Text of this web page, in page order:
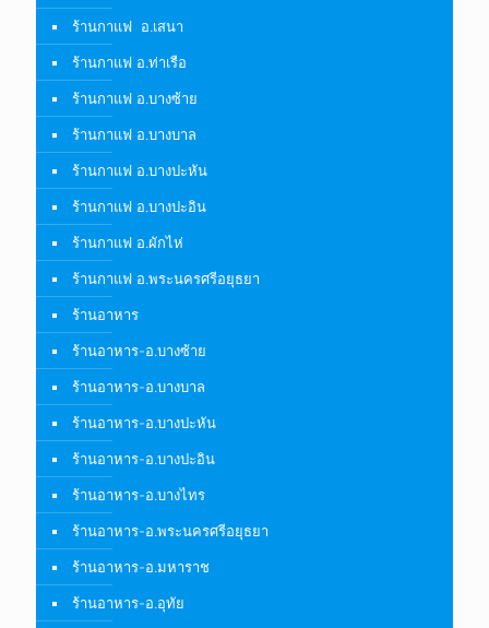
ร้านกาแฟ อ.เสนา
ร้านกาแฟ อ.ท่าเรือ
ร้านกาแฟ อ.บางซ้าย
ร้านกาแฟ อ.บางบาล
ร้านกาแฟ อ.บางปะหัน
ร้านกาแฟ อ.บางปะอิน
ร้านกาแฟ อ.ผักไห่
ร้านกาแฟ อ.พระนครศรีอยุธยา
ร้านอาหาร
ร้านอาหาร-อ.บางซ้าย
ร้านอาหาร-อ.บางบาล
ร้านอาหาร-อ.บางปะหัน
ร้านอาหาร-อ.บางปะอิน
ร้านอาหาร-อ.บางไทร
ร้านอาหาร-อ.พระนครศรีอยุธยา
ร้านอาหาร-อ.มหาราช
ร้านอาหาร-อ.อุทัย